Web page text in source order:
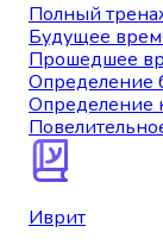
Полный
Будущее
Прошедшее
Определение
Определение
Иврит